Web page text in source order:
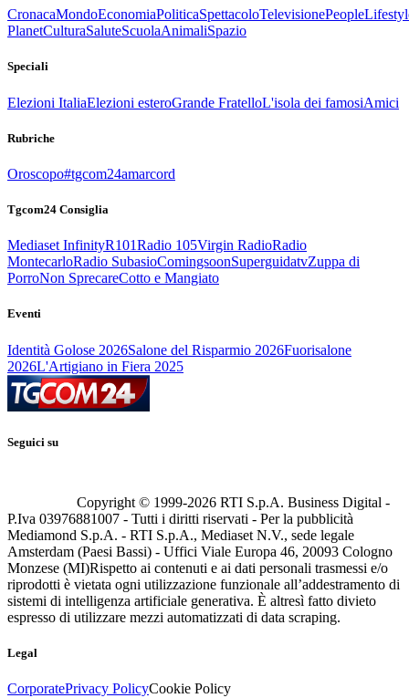
CronacaMondoEconomiaPoliticaSpettacoloTelevisionePeople
PlanetCulturaSaluteScuolaAnimaliSpazio
Speciali
Elezioni ItaliaElezioni esteroGrande FratelloL'isola dei famosiAmici
Rubriche
Oroscopo#tgcom24amarcord
Tgcom24 Consiglia
Mediaset InfinityR101Radio 105Virgin RadioRadio
MontecarloRadio SubasioComingsoonSuperguidatvZuppa di
PorroNon SprecareCotto e Mangiato
Eventi
Identità Golose 2026Salone del Risparmio 2026Fuorisalone
2026L'Artigiano in Fiera 2025
Seguici su
Copyright © 1999-2026 RTI S.p.A. Business Digital -
P.Iva 03976881007 - Tutti i diritti riservati - Per la pubblicità
Mediamond S.p.A. - RTI S.p.A., Mediaset N.V., sede legale
Amsterdam (Paesi Bassi) - Uffici Viale Europa 46, 20093 Cologno
Monzese (MI)Rispetto ai contenuti e ai dati personali trasmessi e/o
riprodotti è vietata ogni utilizzazione funzionale all’addestramento di
sistemi di intelligenza artificiale generativa. È altresì fatto divieto
espresso di utilizzare mezzi automatizzati di data scraping.
Legal
CorporatePrivacy PolicyCookie Policy